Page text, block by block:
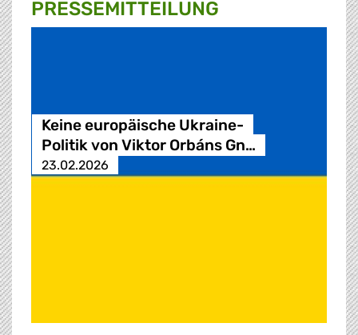
PRESSE­MITTEILUNG
Keine europäische Ukraine-
Politik von Viktor Orbáns Gn…
23.02.2026